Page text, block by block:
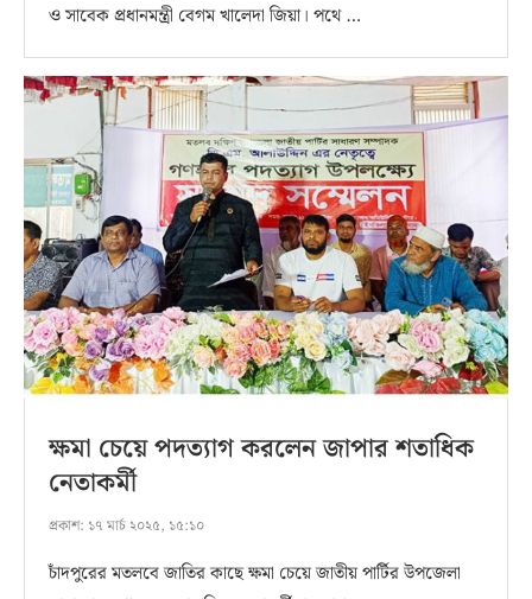
ও সাবেক প্রধানমন্ত্রী বেগম খালেদা জিয়া। পথে …
ক্ষমা চেয়ে পদত্যাগ করলেন জাপার শতাধিক
নেতাকর্মী
প্রকাশ: ১৭ মার্চ ২০২৫, ১৫:১০
চাঁদপুরের মতলবে জাতির কাছে ক্ষমা চেয়ে জাতীয় পার্টির উপজেলা